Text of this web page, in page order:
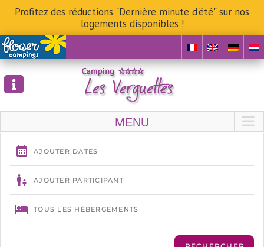
Profitez des réductions "Dernière minute d'été" sur nos
logements disponibles !
Skip
to
content